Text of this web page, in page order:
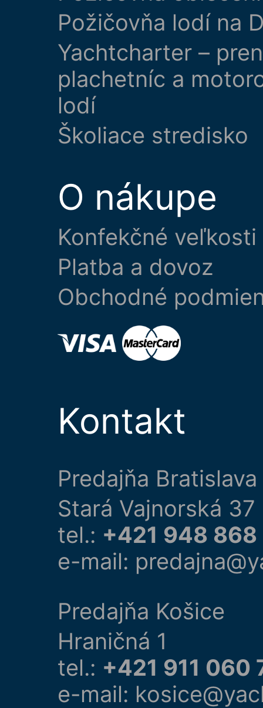
Požičovňa lodí na
Yachtcharter –
plachetníc a
lodí
Školiace stredisko
O nákupe
Konfekčné veľkosti
Platba a dovoz
Obchodné
Kontakt
Predajňa Bratislava
Stará Vajnorská 37
tel.: +421 948
e-mail:
Predajňa Košice
Hraničná 1
tel.: +421 911 060
e-mail: